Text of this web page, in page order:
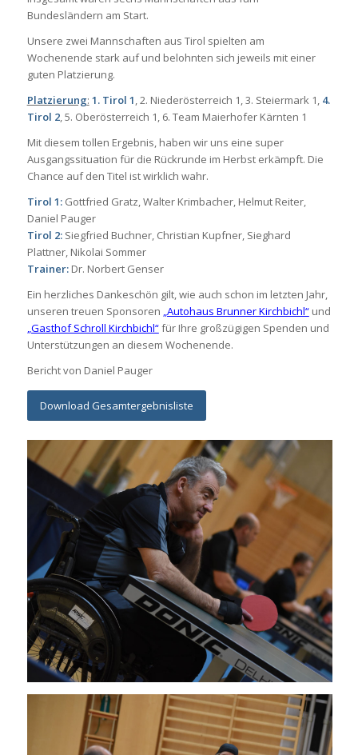
Bundesländern am Start.
Unsere zwei Mannschaften aus Tirol spielten am
Wochenende stark auf und belohnten sich jeweils mit einer
guten Platzierung.
Platzierung: 1. Tirol 1, 2. Niederösterreich 1, 3. Steiermark 1, 4.
Tirol 2, 5. Oberösterreich 1, 6. Team Maierhofer Kärnten 1
Mit diesem tollen Ergebnis, haben wir uns eine super
Ausgangssituation für die Rückrunde im Herbst erkämpft. Die
Chance auf den Titel ist wirklich wahr.
Tirol 1:Gottfried Gratz, Walter Krimbacher, Helmut Reiter,
Daniel Pauger
Tirol 2:Siegfried Buchner, Christian Kupfner, Sieghard
Plattner, Nikolai Sommer
Trainer:Dr. Norbert Genser
Ein herzliches Dankeschön gilt, wie auch schon im letzten Jahr,
unseren treuen Sponsoren „Autohaus Brunner Kirchbichl“und
„Gasthof Schroll Kirchbichl“für Ihre großzügigen Spenden und
Unterstützungen an diesem Wochenende.
Bericht von Daniel Pauger
Download Gesamtergebnisliste